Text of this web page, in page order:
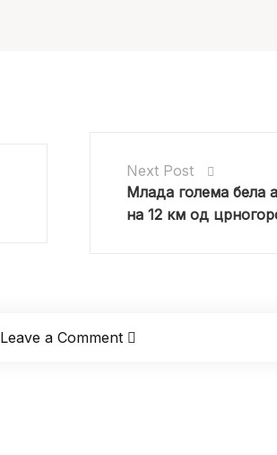
Next Post
Млада голема бела
на 12 км од
Leave a Comment